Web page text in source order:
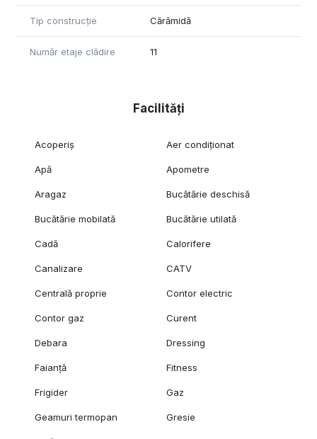
Tip construcție Cărămidă
Număr etaje clădire 11
Facilități
Acoperiș Aer condiționat
Apă Apometre
Aragaz Bucătărie deschisă
Bucătărie mobilată Bucătărie utilată
Cadă Calorifere
Canalizare CATV
Centrală proprie Contor electric
Contor gaz Curent
Debara Dressing
Faianță Fitness
Frigider Gaz
Geamuri termopan Gresie